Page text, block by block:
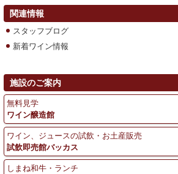
関連情報
スタッフブログ
新着ワイン情報
施設のご案内
無料見学
ワイン醸造館
ワイン、ジュースの試飲・お土産販売
試飲即売館バッカス
しまね和牛・ランチ